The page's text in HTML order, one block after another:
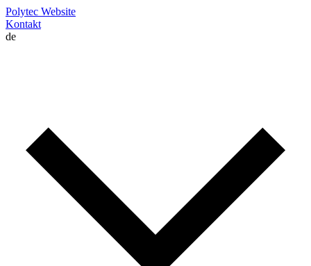
Polytec Website
Kontakt
de